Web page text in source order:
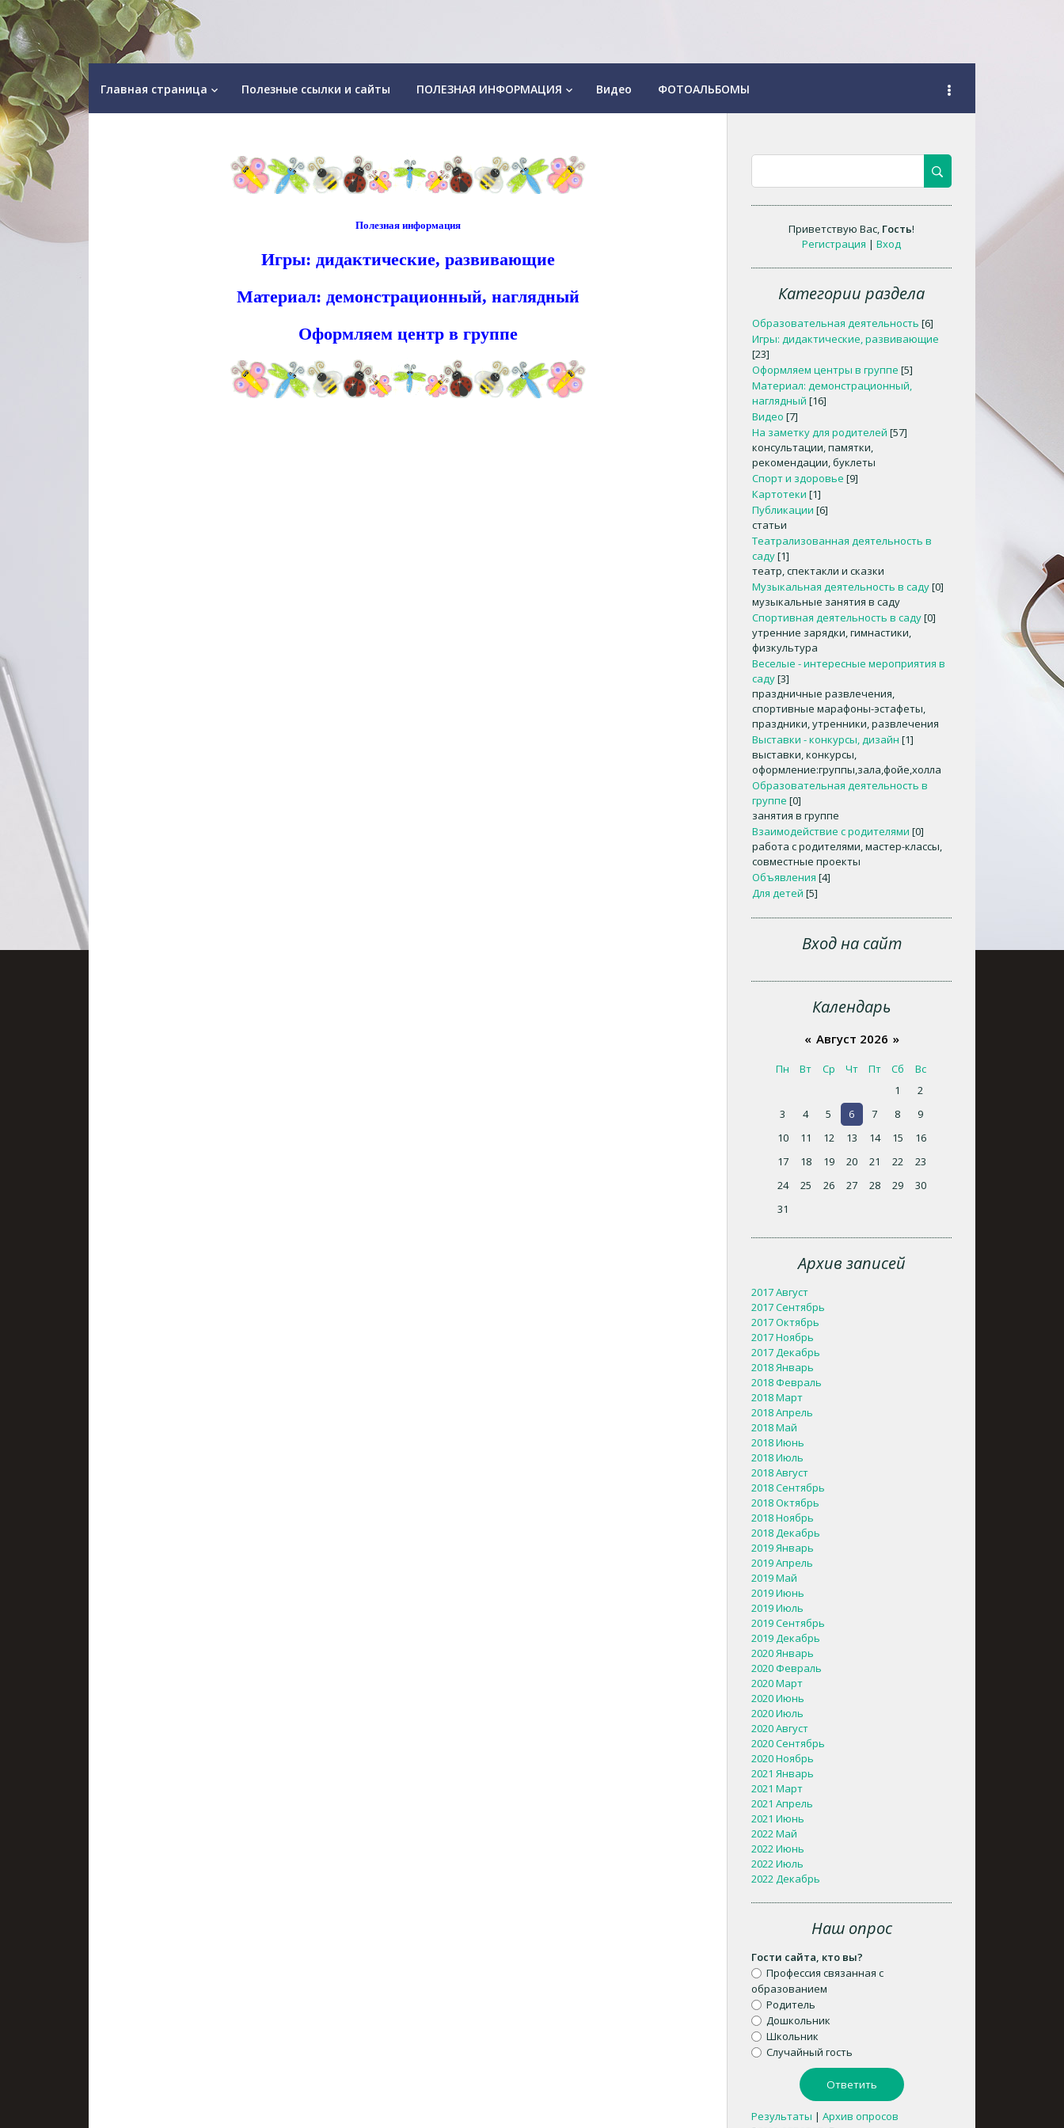
Главная страница keyboard_arrow_down Полезные ссылки и сайты ПОЛЕЗНАЯ ИНФОРМАЦИЯ keyboard_arrow_down Видео ФОТОАЛЬБОМЫ
Полезная информация
Игры: дидактические, развивающие
Материал: демонстрационный, наглядный
Оформляем центр в группе
Приветствую Вас, Гость!
Регистрация |Вход
Категории раздела
Образовательная деятельность [6]
Игры: дидактические, развивающие
[23]
Оформляем центры в группе [5]
Материал: демонстрационный,
наглядный [16]
Видео [7]
На заметку для родителей [57]
консультации, памятки,
рекомендации, буклеты
Спорт и здоровье [9]
Картотеки [1]
Публикации [6]
статьи
Театрализованная деятельность в
саду[1]
театр, спектакли и сказки
Музыкальная деятельность в саду[0]
музыкальные занятия в саду
Спортивная деятельность в саду[0]
утренние зарядки, гимнастики,
физкультура
Веселые - интересные мероприятия в
саду[3]
праздничные развлечения,
спортивные марафоны-эстафеты,
праздники, утренники, развлечения
Выставки - конкурсы, дизайн [1]
выставки, конкурсы,
оформление:группы,зала,фойе,холла
Образовательная деятельность в
группе [0]
занятия в группе
Взаимодействие с родителями [0]
работа с родителями, мастер-классы,
совместные проекты
Объявления [4]
Для детей [5]
Вход на сайт
Календарь
« Август 2026 »
Пн Вт Ср Чт Пт Сб
Вс
1
2
3
4 5 6 7 8
9
10
11 12 13 14 15
16
17
18 19 20 21 22
23
24
25 26 27 28 29
30
31
Архив записей
2017 Август
2017 Сентябрь
2017 Октябрь
2017 Ноябрь
2017 Декабрь
2018 Январь
2018 Февраль
2018 Март
2018 Апрель
2018 Май
2018 Июнь
2018 Июль
2018 Август
2018 Сентябрь
2018 Октябрь
2018 Ноябрь
2018 Декабрь
2019 Январь
2019 Апрель
2019 Май
2019 Июнь
2019 Июль
2019 Сентябрь
2019 Декабрь
2020 Январь
2020 Февраль
2020 Март
2020 Июнь
2020 Июль
2020 Август
2020 Сентябрь
2020 Ноябрь
2021 Январь
2021 Март
2021 Апрель
2021 Июнь
2022 Май
2022 Июнь
2022 Июль
2022 Декабрь
Наш опрос
Гости сайта, кто вы?
Профессия связанная с
образованием
Родитель
Дошкольник
Школьник
Случайный гость
Результаты |Архив опросов